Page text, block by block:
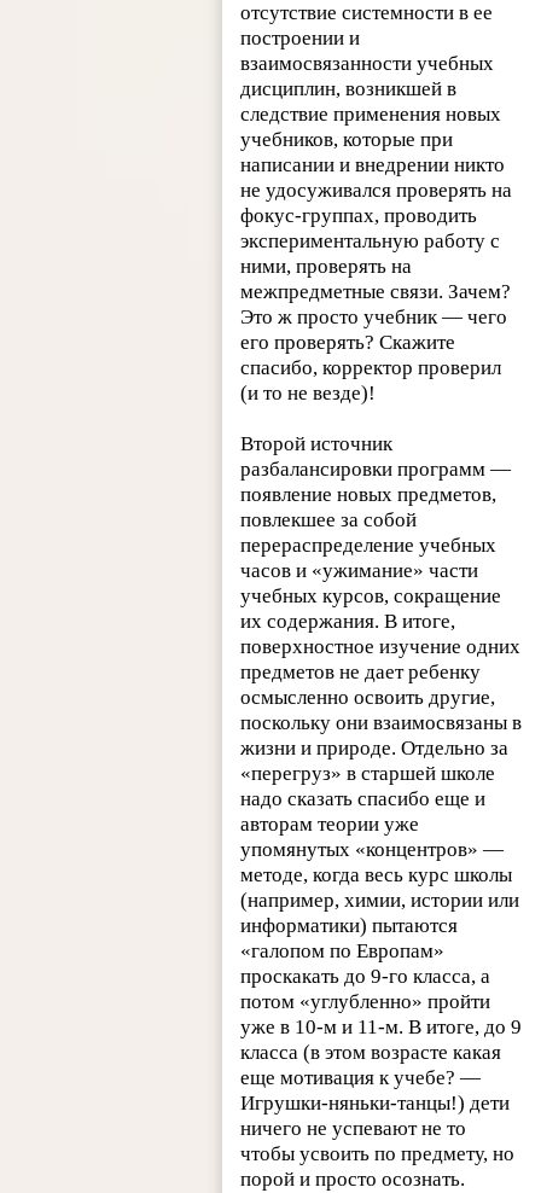
отсутствие системности в ее
построении и
взаимосвязанности учебных
дисциплин, возникшей в
следствие применения новых
учебников, которые при
написании и внедрении никто
не удосуживался проверять на
фокус-группах, проводить
экспериментальную работу с
ними, проверять на
межпредметные связи. Зачем?
Это ж просто учебник — чего
его проверять? Скажите
спасибо, корректор проверил
(и то не везде)!
Второй источник
разбалансировки программ —
появление новых предметов,
повлекшее за собой
перераспределение учебных
часов и «ужимание» части
учебных курсов, сокращение
их содержания. В итоге,
поверхностное изучение одних
предметов не дает ребенку
осмысленно освоить другие,
поскольку они взаимосвязаны в
жизни и природе. Отдельно за
«перегруз» в старшей школе
надо сказать спасибо еще и
авторам теории уже
упомянутых «концентров» —
методе, когда весь курс школы
(например, химии, истории или
информатики) пытаются
«галопом по Европам»
проскакать до 9-го класса, а
потом «углубленно» пройти
уже в 10-м и 11-м. В итоге, до 9
класса (в этом возрасте какая
еще мотивация к учебе? —
Игрушки-няньки-танцы!) дети
ничего не успевают не то
чтобы усвоить по предмету, но
порой и просто осознать.